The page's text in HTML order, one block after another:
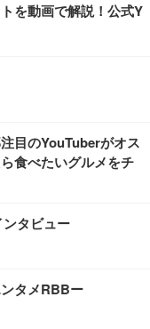
を動画で解説！公式Y
目のYouTuberがオス
食べたいグルメをチ
ンタビュー
タメRBBー